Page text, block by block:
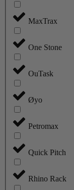
MaxTrax
One Stone
OuTask
Øyo
Petromax
Quick Pitch
Rhino Rack